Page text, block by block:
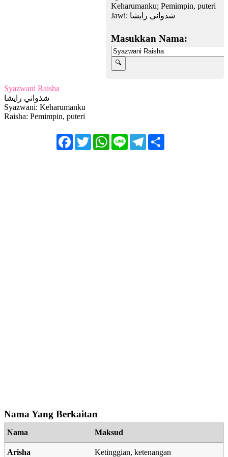
Keharumanku; Pemimpin, puteri
Jawi: شذواني رايشا
Masukkan Nama:
Syazwani Raisha
شذواني رايشا
Syazwani: Keharumanku
Raisha: Pemimpin, puteri
FacebookTwitterWhatsApp
Line Telegram
Nama Yang Berkaitan
Nama Maksud
Arisha Ketinggian, ketenangan